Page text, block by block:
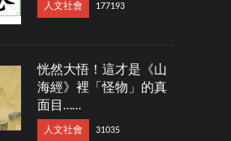
人文社會 177193
恍然大悟！這才是《山
海經》裡「怪物」的真
面目……
人文社會 31035